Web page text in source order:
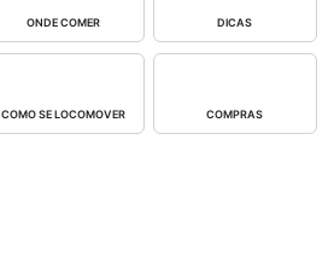
ONDE COMER DICAS
COMO SE LOCOMOVER COMPRAS